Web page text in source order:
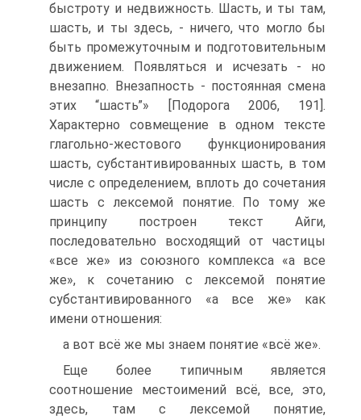
быстроту и недвижность. Шасть, и ты там,
шасть, и ты здесь, - ничего, что могло бы
быть промежуточным и подготовительным
движением. Появляться и исчезать - но
внезапно. Внезапность - постоянная смена
этих “шасть”» [Подорога 2006, 191].
Характерно совмещение в одном тексте
глагольно-жестового функционирования
шасть, субстантивированных шасть, в том
числе с определением, вплоть до сочетания
шасть с лексемой понятие. По тому же
принципу построен текст Айги,
последовательно восходящий от частицы
«все же» из союзного комплекса «а все
же», к сочетанию с лексемой понятие
субстантивированного «а все же» как
имени отношения:
а вот всё же мы знаем понятие «всё же».
Еще более типичным является
соотношение местоимений всё, все, это,
здесь, там с лексемой понятие,